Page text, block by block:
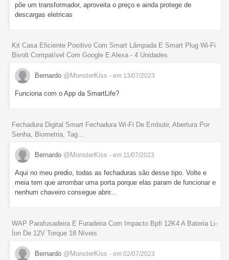
põe um transformador, aproveita o preço e ainda protege de
descargas eletricas
Kit Casa Eficiente Positivo Com Smart Lâmpada E Smart Plug Wi-Fi
Bivolt Compatível Com Google E Alexa - 4 Unidades
Bernardo @MonsterKiss - em 13/07/2023
Funciona com o App da SmartLife?
Fechadura Digital Smart Fechadura Wi-Fi De Embutir, Abertura Por
Senha, Biometria, Tag...
Bernardo @MonsterKiss - em 11/07/2023
Aqui no meu predio, todas as fechaduras são desse tipo. Volte e
meia tem que arrombar uma porta porque elas param de funcionar e
nenhum chaveiro consegue abrir...
WAP Parafusadeira E Furadeira Com Impacto Bpfi 12K4 A Bateria Li-
Íon De 12V Torque 18 Níveis
Bernardo @MonsterKiss - em 02/07/2023